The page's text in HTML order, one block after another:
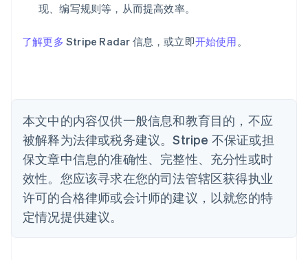
现、编写规则等，从而提高效率。
了解更多 Stripe Radar 信息，或立即开始使用。
本文中的内容仅供一般信息和教育目的，不应
被解释为法律或税务建议。Stripe 不保证或担
保文章中信息的准确性、完整性、充分性或时
效性。您应该寻求在您的司法管辖区获得执业
许可的合格律师或会计师的建议，以就您的特
定情况提供建议。
巴西
保加利亚
English
丹麦
德国
DeutschEnglish
法国
FrançaisEnglish
芬兰
EnglishSvenska